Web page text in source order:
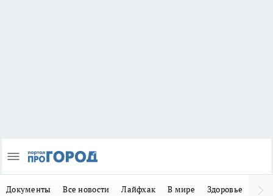
Документы Все новости Лайфхак В мире Здоровье